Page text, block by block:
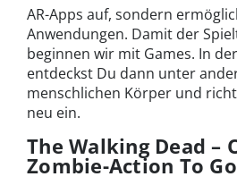
AR-Apps auf, sondern
Anwendungen. Damit der
beginnen wir mit Games. In
entdeckst Du dann unter
menschlichen Körper und
neu ein.
The Walking Dead –
Zombie-Action To Go